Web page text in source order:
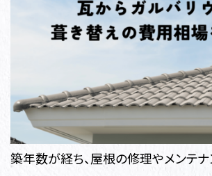
築年数が経ち、屋根の修理やメンテ